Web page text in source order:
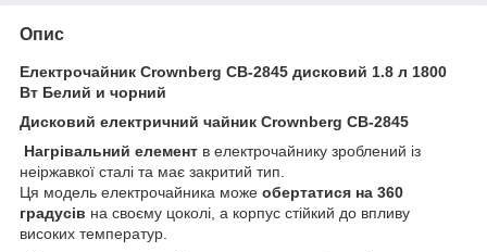
Опис
Електрочайник Crownberg CB-2845 дисковий 1.8 л 1800
Вт Белий и чорний
Дисковий електричний чайник Crownberg CB-2845
Нагрівальний елемент в електрочайнику зроблений із
неіржавкої сталі та має закритий тип.
Ця модель електрочайника може обертатися на 360
градусів на своєму цоколі, а корпус стійкий до впливу
високих температур.